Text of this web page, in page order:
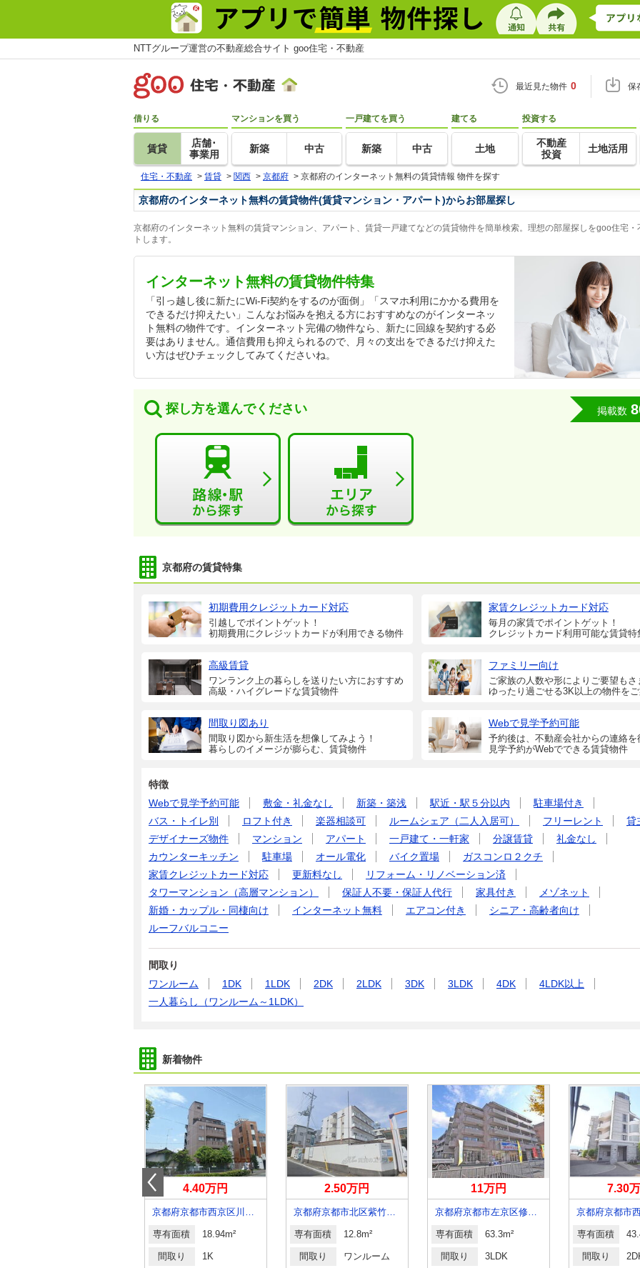
NTTグループ運営の不動産総合サイト goo住宅・不動産
最近見た物件 0 保
借りる
賃貸
店舗･
事業用
マンションを買う
新築 中古
一戸建てを買う
新築 中古
建てる
土地
投資する
不動産
投資
土地活用
住宅・不動産 > 賃貸 > 関西 > 京都府 > 京都府のインターネット無料の賃貸情報 物件を探す
京都府のインターネット無料の賃貸物件(賃貸マンション・アパート)からお部屋探し
京都府のインターネット無料の賃貸マンション、アパート、賃貸一戸建てなどの賃貸物件を簡単検索。理想の部屋探しをgoo住宅・
トします。
インターネット無料の賃貸物件特集
「引っ越し後に新たにWi-Fi契約をするのが面倒」「スマホ利用にかかる費用を
できるだけ抑えたい」こんなお悩みを抱える方におすすめなのがインターネッ
ト無料の物件です。インターネット完備の物件なら、新たに回線を契約する必
要はありません。通信費用も抑えられるので、月々の支出をできるだけ抑えた
い方はぜひチェックしてみてくださいね。
探し方を選んでください 掲載数
京都府の賃貸特集
初期費用クレジットカード対応
引越しでポイントゲット！
初期費用にクレジットカードが利用できる物件
家賃クレジットカード対応
毎月の家賃でポイントゲット！
クレジットカード利用可能な賃貸特
高級賃貸
ワンランク上の暮らしを送りたい方におすすめ
高級・ハイグレードな賃貸物件
ファミリー向け
ご家族の人数や形によりご要望もさ
ゆったり過ごせる3K以上の物件をご
間取り図あり
間取り図から新生活を想像してみよう！
暮らしのイメージが膨らむ、賃貸物件
Webで見学予約可能
予約後は、不動産会社からの連絡を
見学予約がWebでできる賃貸物件
特徴
Webで見学予約可能
敷金・礼金なし 新築・築浅 駅近・駅５分以内
駐車場付き
バス・トイレ別
ロフト付き 楽器相談可 ルームシェア（二人入居可） フリーレント
貸
デザイナーズ物件
マンション アパート 一戸建て・一軒家 分譲賃貸
礼金なし
カウンターキッチン
駐車場 オール電化 バイク置場
ガスコンロ２クチ
家賃クレジットカード対応
更新料なし
リフォーム・リノベーション済
タワーマンション（高層マンション）
保証人不要・保証人代行 家具付き
メゾネット
新婚・カップル・同棲向け
インターネット無料 エアコン付き
シニア・高齢者向け
ルーフバルコニー
間取り
ワンルーム
1DK 1LDK 2DK 2LDK 3DK 3LDK 4DK
4LDK以上
一人暮らし（ワンルーム～1LDK）
新着物件
4.40万円
京都府京都市西京区川島北裏町
専有面積 18.94m²
間取り 1K
2.50万円
京都府京都市北区紫竹西北町
専有面積 12.8m²
間取り ワンルーム
11万円
京都府京都市左京区修学院沖殿町
専有面積 63.3m²
間取り 3LDK
7.30
専有面積
間取り